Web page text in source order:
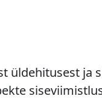
üldehitusest ja